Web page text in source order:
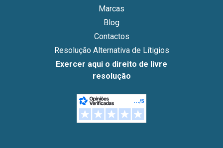
Marcas
Blog
Contactos
Resolução Alternativa de Lítigios
Exercer aqui o direito de livre
resolução